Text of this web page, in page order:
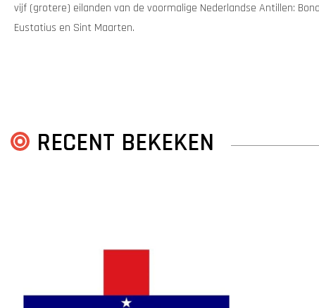
vijf (grotere) eilanden van de voormalige Nederlandse Antillen:
Eustatius en Sint Maarten.
RECENT BEKEKEN